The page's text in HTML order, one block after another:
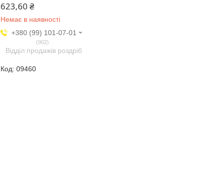
623,60 ₴
Немає в наявності
+380 (99) 101-07-01
902
Відділ продажів роздріб
09460